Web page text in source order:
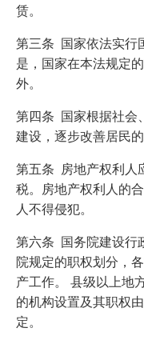
赁。
第三条 国家依法实行
是，国家在本法规定
外。
第四条 国家根据社会
建设，逐步改善居民的
第五条 房地产权利人
税。房地产权利人的
人不得侵犯。
第六条 国务院建设行
院规定的职权划分，
产工作。 县级以上地
的机构设置及其职权
定。